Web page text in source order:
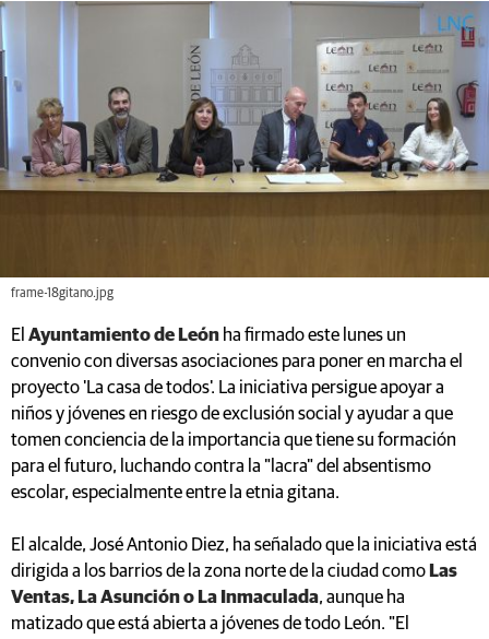
frame-18gitano.jpg
El Ayuntamiento de León ha firmado este lunes un
convenio con diversas asociaciones para poner en marcha el
proyecto 'La casa de todos'. La iniciativa persigue apoyar a
niños y jóvenes en riesgo de exclusión social y ayudar a que
tomen conciencia de la importancia que tiene su formación
para el futuro, luchando contra la "lacra" del absentismo
escolar, especialmente entre la etnia gitana.
El alcalde, José Antonio Diez, ha señalado que la iniciativa está
dirigida a los barrios de la zona norte de la ciudad como Las
Ventas, La Asunción o La Inmaculada, aunque ha
matizado que está abierta a jóvenes de todo León. "El